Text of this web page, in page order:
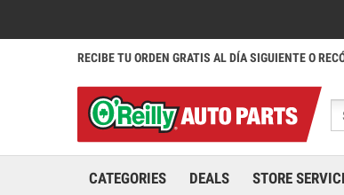
RECIBE TU ORDEN GRATIS AL DÍA SIGUIENTE O
CATEGORIES DEALS STORE